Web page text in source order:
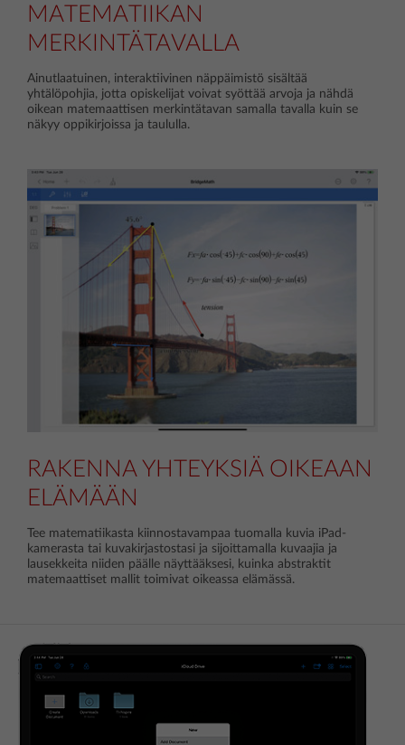
MATEMATIIKAN
MERKINTÄTAVALLA
Ainutlaatuinen, interaktiivinen näppäimistö sisältää
yhtälöpohjia, jotta opiskelijat voivat syöttää arvoja ja nähdä
oikean matemaattisen merkintätavan samalla tavalla kuin se
näkyy oppikirjoissa ja taululla.
RAKENNA YHTEYKSIÄ OIKEAAN
ELÄMÄÄN
Tee matematiikasta kiinnostavampaa tuomalla kuvia iPad-
kamerasta tai kuvakirjastostasi ja sijoittamalla kuvaajia ja
lausekkeita niiden päälle näyttääksesi, kuinka abstraktit
matemaattiset mallit toimivat oikeassa elämässä.